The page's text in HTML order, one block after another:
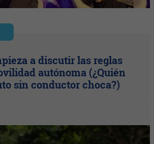
a discutir las reglas
autónoma (¿Quién
sin conductor choca?)